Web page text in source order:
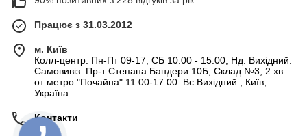
Працює з 31.03.2012
м. Київ
Колл-центр: Пн-Пт 09-17; СБ 10:00 - 15:00; Нд: Вихідний.
Самовивіз: Пр-т Степана Бандери 10Б, Склад №3, 2 хв.
от метро "Почайна" 11:00-17:00. Вс Вихідний , Київ,
Україна
Контакти